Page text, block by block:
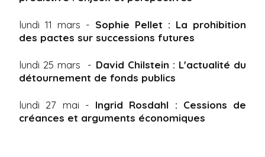
lundi 11 mars - Sophie Pellet : La prohibition
des pactes sur successions futures
lundi 25 mars - David Chilstein : L'actualité du
détournement de fonds publics
lundi 27 mai - Ingrid Rosdahl : Cessions de
créances et arguments économiques